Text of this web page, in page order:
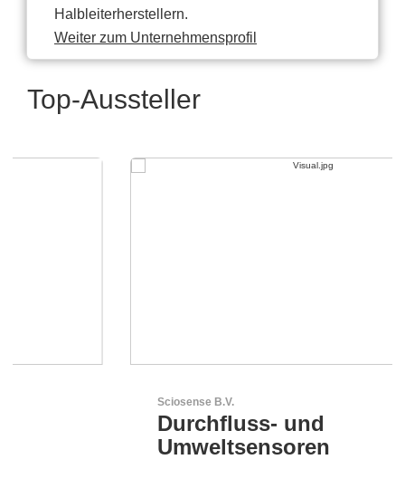
Halbleiterherstellern.
Weiter zum Unternehmensprofil
Top-Aussteller
Durchfluss- und
Umweltsensoren